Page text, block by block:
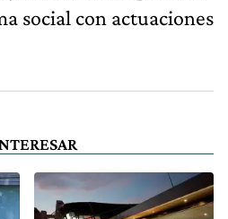
social con actuaciones